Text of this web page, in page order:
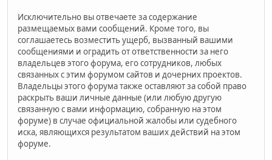
Исключительно вы отвечаете за содержание
размещаемых вами сообщений. Кроме того, вы
соглашаетесь возместить ущерб, вызванный вашими
сообщениями и оградить от ответственности за него
владельцев этого форума, его сотрудников, любых
связанных с этим форумом сайтов и дочерних проектов.
Владельцы этого форума также оставляют за собой право
раскрыть ваши личные данные (или любую другую
связанную с вами информацию, собранную на этом
форуме) в случае официальной жалобы или судебного
иска, являющихся результатом ваших действий на этом
форуме.